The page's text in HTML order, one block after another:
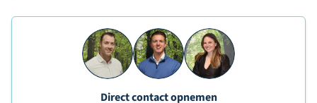
Direct contact opnemen